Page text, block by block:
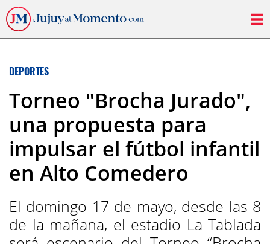
DEPORTES
Torneo "Brocha Jurado",
una propuesta para
impulsar el fútbol infantil
en Alto Comedero
El domingo 17 de mayo, desde las 8
de la mañana, el estadio La Tablada